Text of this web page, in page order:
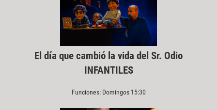
El día que cambió la vida del Sr. Odio
INFANTILES
Funciones: Domingos 15:30